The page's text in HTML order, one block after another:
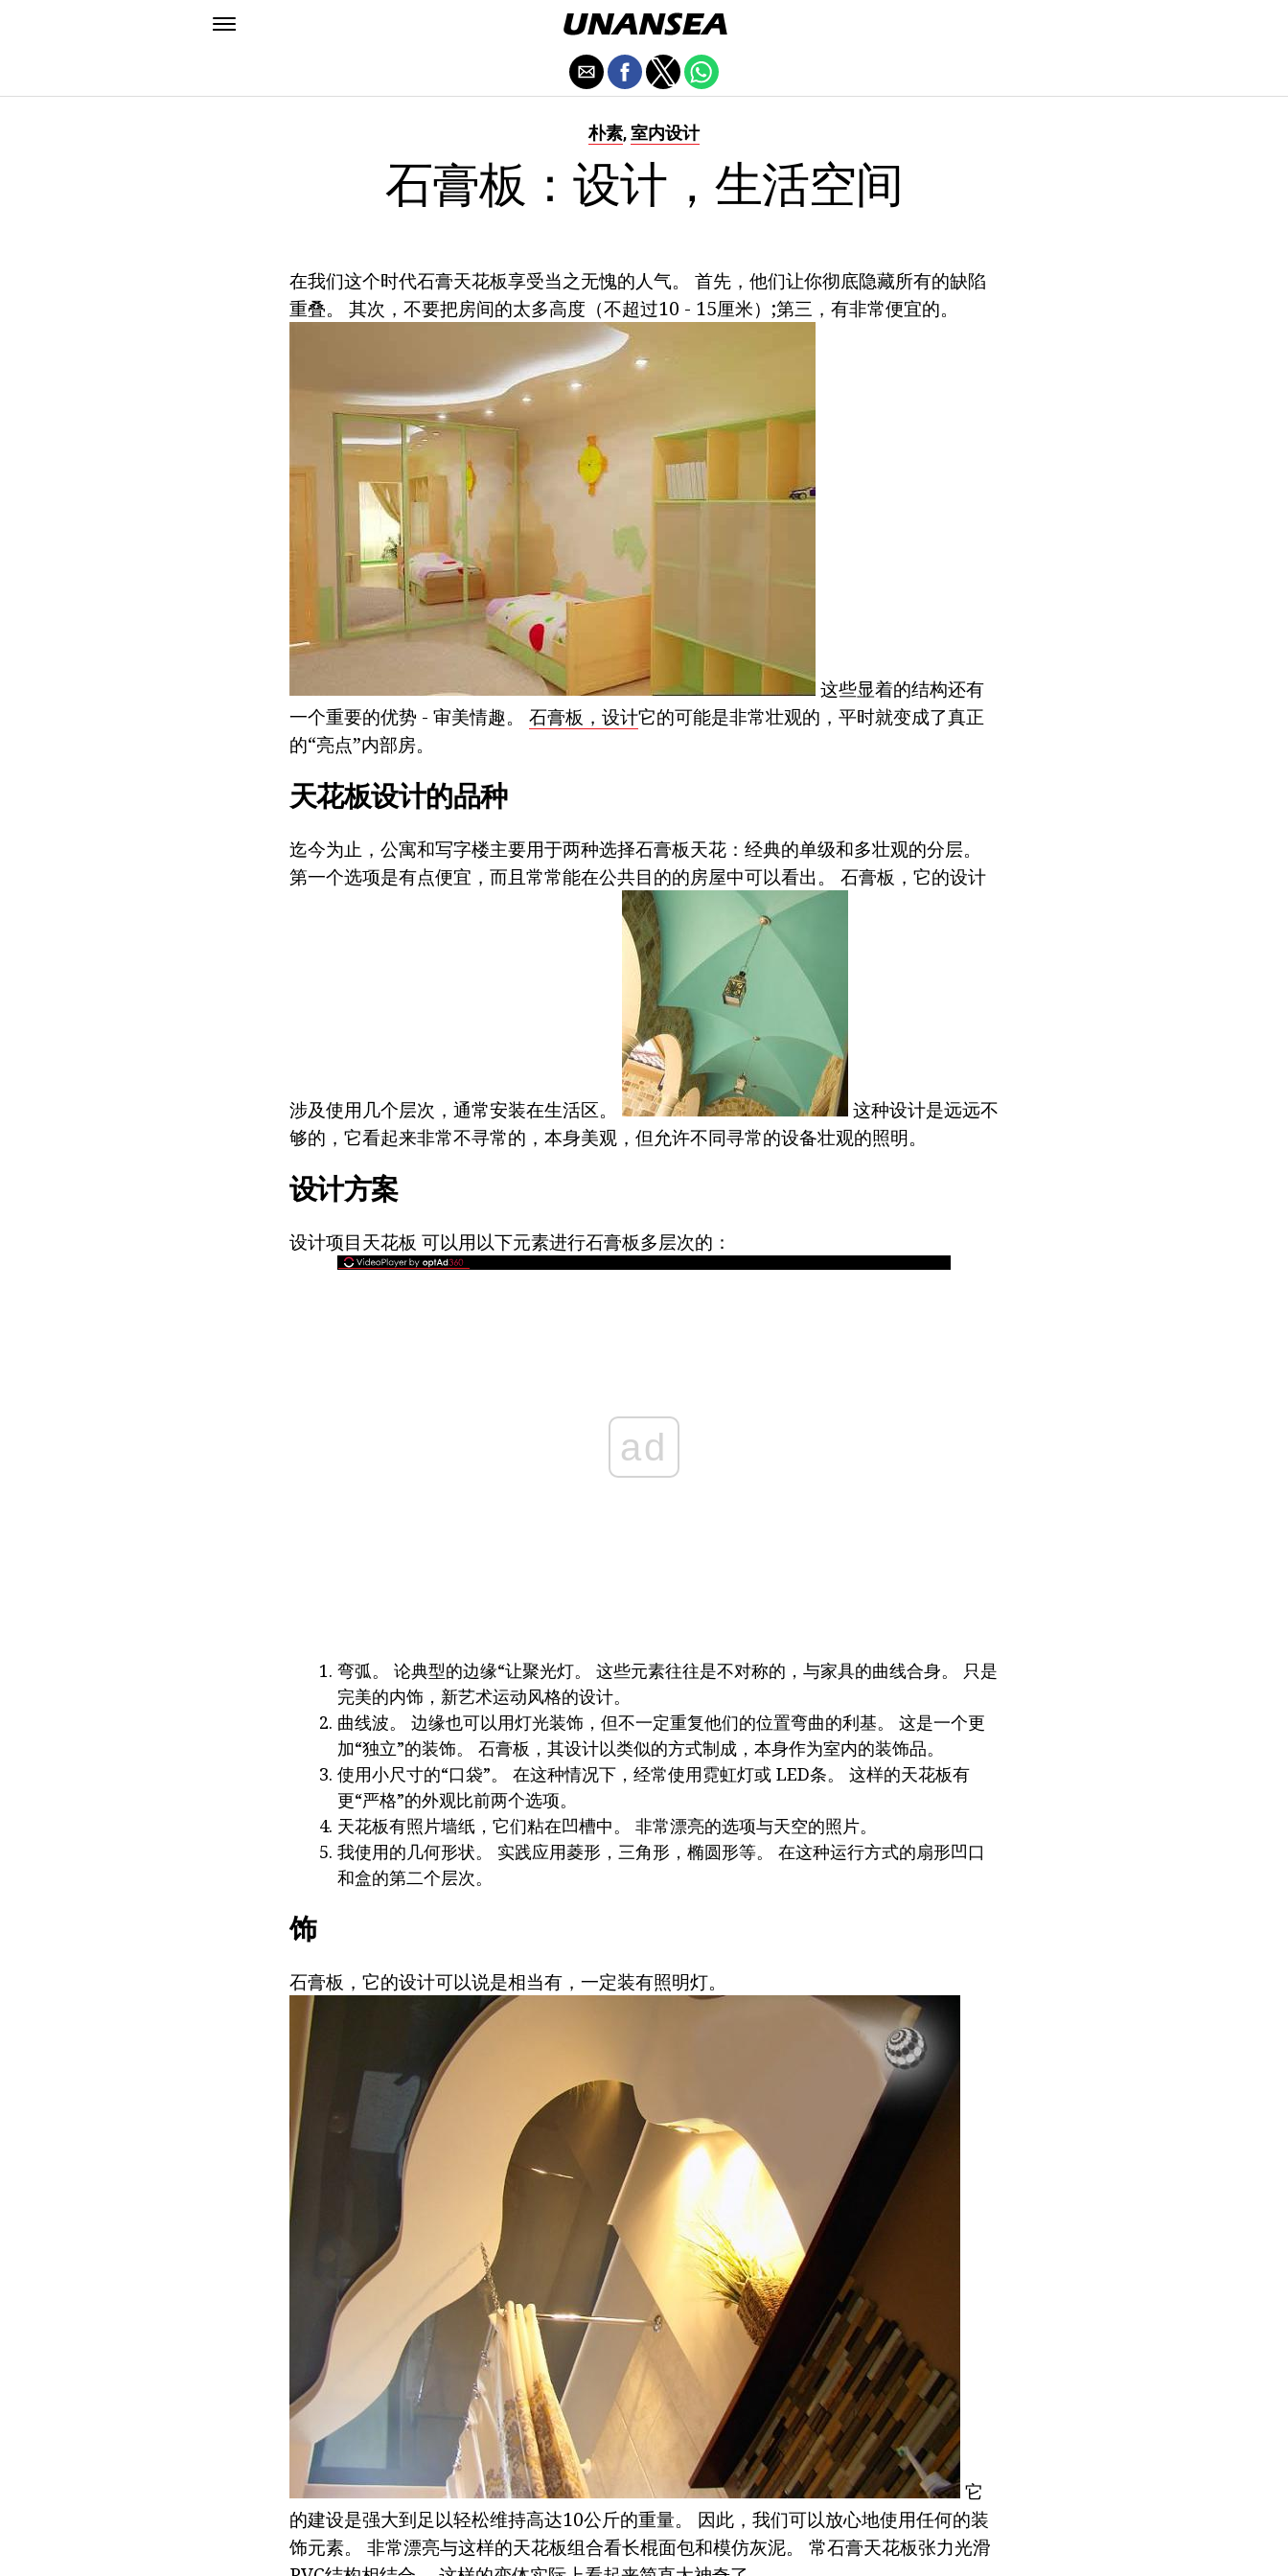
朴素, 室内设计
石膏板：设计，生活空间
在我们这个时代石膏天花板享受当之无愧的人气。 首先，他们让你彻底隐藏所有的缺陷
重叠。 其次，不要把房间的太多高度（不超过10 - 15厘米）;第三，有非常便宜的。
这些显着的结构还有
一个重要的优势 - 审美情趣。 石膏板，设计它的可能是非常壮观的，平时就变成了真正
的“亮点”内部房。
天花板设计的品种
迄今为止，公寓和写字楼主要用于两种选择石膏板天花：经典的单级和多壮观的分层。
第一个选项是有点便宜，而且常常能在公共目的的房屋中可以看出。 石膏板，它的设计
涉及使用几个层次，通常安装在生活区。
这种设计是远远不
够的，它看起来非常不寻常的，本身美观，但允许不同寻常的设备壮观的照明。
设计方案
设计项目天花板 可以用以下元素进行石膏板多层次的：
ad
弯弧。 论典型的边缘“让聚光灯。 这些元素往往是不对称的，与家具的曲线合身。 只是
完美的内饰，新艺术运动风格的设计。
曲线波。 边缘也可以用灯光装饰，但不一定重复他们的位置弯曲的利基。 这是一个更
加“独立”的装饰。 石膏板，其设计以类似的方式制成，本身作为室内的装饰品。
使用小尺寸的“口袋”。 在这种情况下，经常使用霓虹灯或 LED条。 这样的天花板有
更“严格”的外观比前两个选项。
天花板有照片墙纸，它们粘在凹槽中。 非常漂亮的选项与天空的照片。
我使用的几何形状。 实践应用菱形，三角形，椭圆形等。 在这种运行方式的扇形凹口
和盒的第二个层次。
饰
石膏板，它的设计可以说是相当有，一定装有照明灯。
它
的建设是强大到足以轻松维持高达10公斤的重量。 因此，我们可以放心地使用任何的装
饰元素。 非常漂亮与这样的天花板组合看长棍面包和模仿灰泥。 常石膏天花板张力光滑